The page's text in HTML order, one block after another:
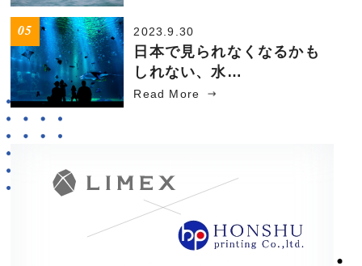
2023.9.30
日本で見られなくなるかも
しれない、水…
Read More